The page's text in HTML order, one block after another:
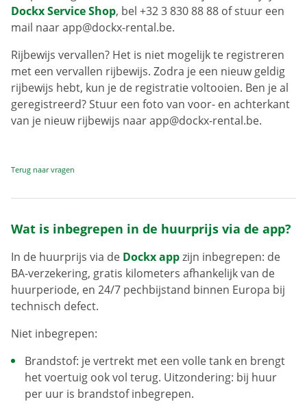
Dockx Service Shop, bel +32 3 830 88 88 of stuur een
mail naar app@dockx-rental.be.
Rijbewijs vervallen? Het is niet mogelijk te registreren
met een vervallen rijbewijs. Zodra je een nieuw geldig
rijbewijs hebt, kun je de registratie voltooien. Ben je al
geregistreerd? Stuur een foto van voor- en achterkant
van je nieuw rijbewijs naar app@dockx-rental.be.
Terug naar vragen
Wat is inbegrepen in de huurprijs via de app?
In de huurprijs via de Dockx appzijn inbegrepen: de
BA-verzekering, gratis kilometers afhankelijk van de
huurperiode, en 24/7 pechbijstand binnen Europa bij
technisch defect.
Niet inbegrepen:
Brandstof: je vertrekt met een volle tank en brengt
het voertuig ook vol terug. Uitzondering: bij huur
per uur is brandstof inbegrepen.